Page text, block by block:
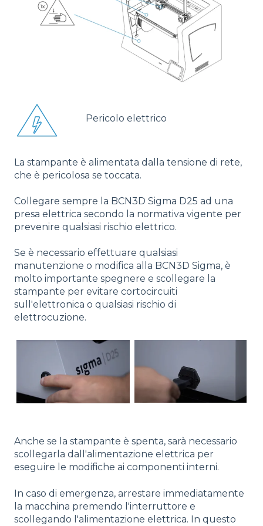
Pericolo elettrico
La stampante è alimentata dalla tensione di rete,
che è pericolosa se toccata.
Collegare sempre la BCN3D Sigma D25 ad una
presa elettrica secondo la normativa vigente per
prevenire qualsiasi rischio elettrico.
Se è necessario effettuare qualsiasi
manutenzione o modifica alla BCN3D Sigma, è
molto importante spegnere e scollegare la
stampante per evitare cortocircuiti
sull'elettronica o qualsiasi rischio di
elettrocuzione.
Anche se la stampante è spenta, sarà necessario
scollegarla dall'alimentazione elettrica per
eseguire le modifiche ai componenti interni.
In caso di emergenza, arrestare immediatamente
la macchina premendo l'interruttore e
scollegando l'alimentazione elettrica. In questo